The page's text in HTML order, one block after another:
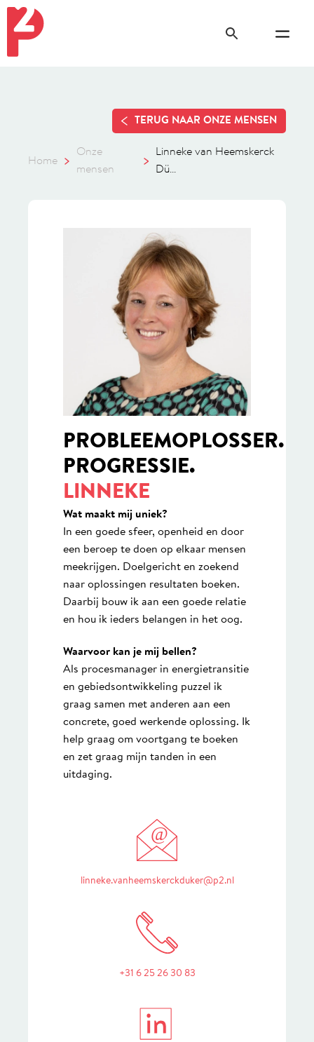
TERUG NAAR ONZE MENSEN
Home
Onze
mensen
Linneke van Heemskerck
Dü...
PROBLEEMOPLOSSER.
PROGRESSIE.
LINNEKE
Wat maakt mij uniek?
In een goede sfeer, openheid en door
een beroep te doen op elkaar mensen
meekrijgen. Doelgericht en zoekend
naar oplossingen resultaten boeken.
Daarbij bouw ik aan een goede relatie
en hou ik ieders belangen in het oog.
Waarvoor kan je mij bellen?
Als procesmanager in energietransitie
en gebiedsontwikkeling puzzel ik
graag samen met anderen aan een
concrete, goed werkende oplossing. Ik
help graag om voortgang te boeken
en zet graag mijn tanden in een
uitdaging.
@
linneke.vanheemskerckduker@p2.nl
+31 6 25 26 30 83
in